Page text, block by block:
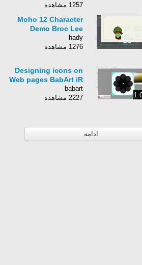
1257 مشاهده
Moho 12 Character
Demo Broc Lee
hady
1276 مشاهده
Designing icons on
Web pages BabArt iR
babart
2227 مشاهده
ادامه